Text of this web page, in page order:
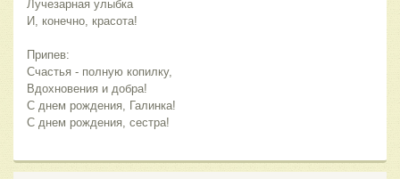
Лучезарная улыбка
И, конечно, красота!
Припев:
Счастья - полную копилку,
Вдохновения и добра!
С днем рождения, Галинка!
С днем рождения, сестра!